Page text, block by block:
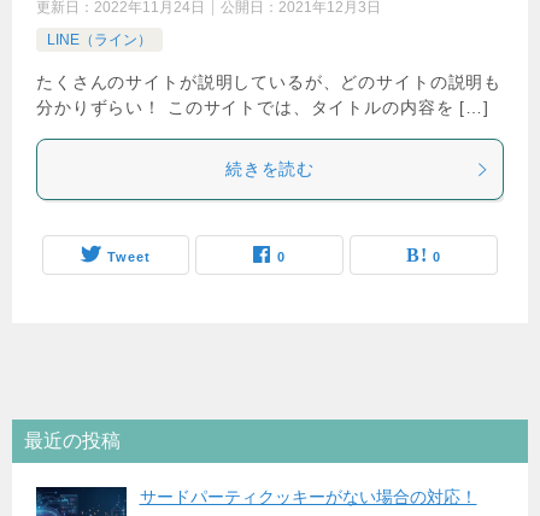
更新日： 2022年11月24日 公開日： 2021年12月3日
LINE（ライン）
たくさんのサイトが説明しているが、どのサイトの説明も
分かりずらい！ このサイトでは、タイトルの内容を […]
続きを読む
Tweet 0 0
最近の投稿
サードパーティクッキーがない場合の対応！